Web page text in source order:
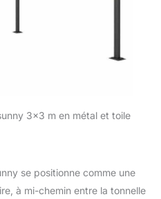
3×3 m en métal et toile
se positionne comme une
à mi-chemin entre la tonnelle